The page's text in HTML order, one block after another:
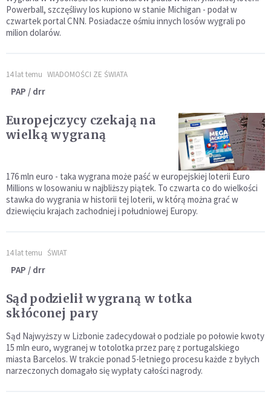
Powerball, szczęśliwy los kupiono w stanie Michigan - podał w
czwartek portal CNN. Posiadacze ośmiu innych losów wygrali po
milion dolarów.
14 lat temu WIADOMOŚCI ZE ŚWIATA
PAP / drr
Europejczycy czekają na
wielką wygraną
176 mln euro - taka wygrana może paść w europejskiej loterii Euro
Millions w losowaniu w najbliższy piątek. To czwarta co do wielkości
stawka do wygrania w historii tej loterii, w którą można grać w
dziewięciu krajach zachodniej i południowej Europy.
14 lat temu ŚWIAT
PAP / drr
Sąd podzielił wygraną w totka
skłóconej pary
Sąd Najwyższy w Lizbonie zadecydował o podziale po połowie kwoty
15 mln euro, wygranej w totolotka przez parę z portugalskiego
miasta Barcelos. W trakcie ponad 5-letniego procesu każde z byłych
narzeczonych domagało się wypłaty całości nagrody.